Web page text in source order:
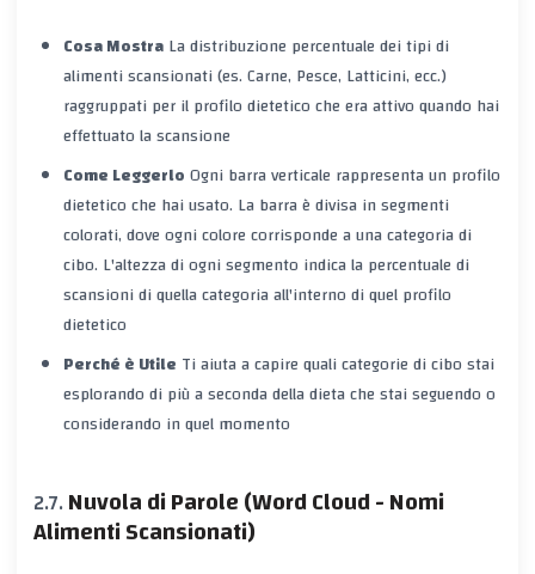
Cosa MostraLa distribuzione percentuale deitipi di
alimenti scansionati(es. Carne, Pesce, Latticini, ecc.)
raggruppati per ilprofilo dieteticoche era attivo quando hai
effettuato la scansione
Come LeggerloOgni barra verticale rappresenta un profilo
dietetico che hai usato. La barra è divisa in segmenti
colorati, dove ogni colore corrisponde a una categoria di
cibo. L'altezza di ogni segmento indica la percentuale di
scansioni di quella categoria all'interno di quel profilo
dietetico
Perché è Utile Ti aiuta a capire quali categorie di cibo stai
esplorando di più a seconda della dieta che stai seguendo o
considerando in quel momento
Nuvola di Parole (Word Cloud - Nomi
Alimenti Scansionati)